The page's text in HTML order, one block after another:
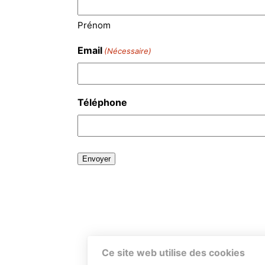
Prénom
Email (Nécessaire)
Téléphone
Ce site web utilise des cookies